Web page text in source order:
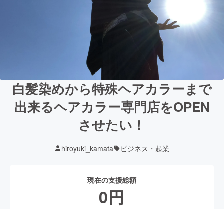
白髪染めから特殊ヘアカラーまで
出来るヘアカラー専門店をOPEN
させたい！
hiroyuki_kamata ビジネス・起業
現在の支援総額
0円